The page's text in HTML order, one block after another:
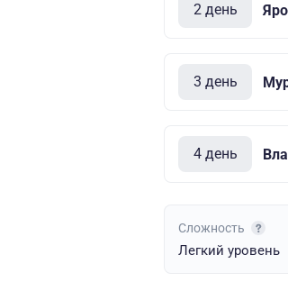
2 день
3 день
4 день
Сложность
Легкий уровень